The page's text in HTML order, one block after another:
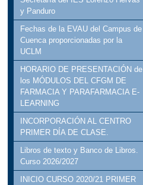
y Panduro
Fechas de la EVAU del Campus de
Cuenca proporcionadas por la
UCLM
HORARIO DE PRESENTACIÓN de
los MÓDULOS DEL CFGM DE
FARMACIA Y PARAFARMACIA E-
LEARNING
INCORPORACIÓN AL CENTRO
PRIMER DÍA DE CLASE.
Libros de texto y Banco de Libros.
Curso 2026/2027
INICIO CURSO 2020/21 PRIMER